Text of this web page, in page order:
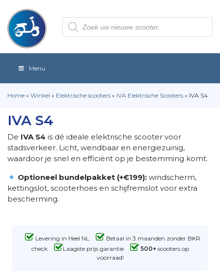
Producten
zoeken
Menu
Home » Winkel » Elektrische scooters » IVA Elektrische Scooters » IVA S4
IVA S4
De IVA S4 is dé ideale elektrische scooter voor
stadsverkeer. Licht, wendbaar en energiezuinig,
waardoor je snel en efficiënt op je bestemming komt.
Optioneel bundelpakket (+€199): windscherm,
kettingslot, scooterhoes en schijfremslot voor extra
bescherming.
Levering in Heel NL
Betaal in 3 maanden zonder BKR
check
Laagste prijs garantie 500+scooters op
voorraad!